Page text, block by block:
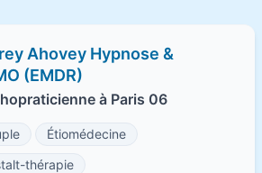
Ahovey Hypnose &
(EMDR)
à Paris 06
Étiomédecine
thérapie